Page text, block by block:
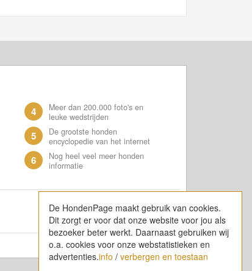
4
Meer dan 200.000 foto's en
leuke wedstrijden
5
De grootste honden
encyclopedie van het internet
6
Nog heel veel meer honden
informatie
De HondenPage maakt gebruik van cookies.
Dit zorgt er voor dat onze website voor jou als
bezoeker beter werkt. Daarnaast gebruiken wij
o.a. cookies voor onze webstatistieken en
advertenties.info / verbergen en toestaan